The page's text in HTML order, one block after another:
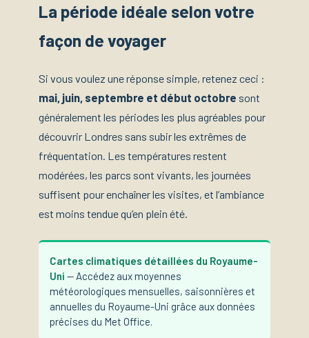
La période idéale selon votre
façon de voyager
Si vous voulez une réponse simple, retenez ceci :
mai, juin, septembre et début octobre sont
généralement les périodes les plus agréables pour
découvrir Londres sans subir les extrêmes de
fréquentation. Les températures restent
modérées, les parcs sont vivants, les journées
suffisent pour enchaîner les visites, et l’ambiance
est moins tendue qu’en plein été.
Cartes climatiques détaillées du Royaume-
Uni — Accédez aux moyennes
météorologiques mensuelles, saisonnières et
annuelles du Royaume-Uni grâce aux données
précises du Met Office.